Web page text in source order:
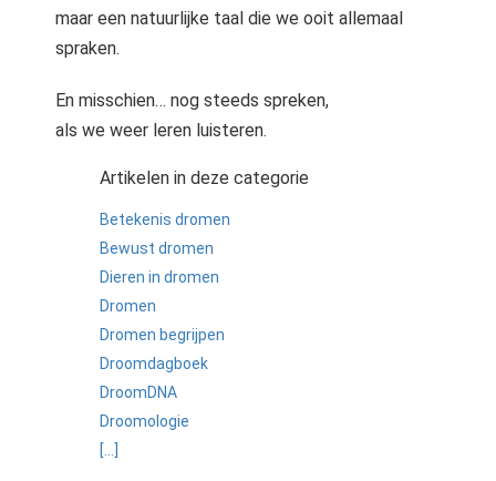
maar een natuurlijke taal die we ooit allemaal
spraken.
En misschien… nog steeds spreken,
als we weer leren luisteren.
Artikelen in deze categorie
Betekenis dromen
Bewust dromen
Dieren in dromen
Dromen
Dromen begrijpen
Droomdagboek
DroomDNA
Droomologie
[...]